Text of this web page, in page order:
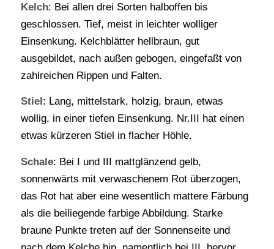
Kelch: Bei allen drei Sorten halboffen bis
geschlossen. Tief, meist in leichter wolliger
Einsenkung. Kelchblätter hellbraun, gut
ausgebildet, nach außen gebogen, eingefaßt von
zahlreichen Rippen und Falten.
Stiel : Lang, mittelstark, holzig, braun, etwas
wollig, in einer tiefen Einsenkung. Nr.III hat einen
etwas kürzeren Stiel in flacher Höhle.
Schale: Bei I und III mattglänzend gelb,
sonnenwärts mit verwaschenem Rot überzogen,
das Rot hat aber eine wesentlich mattere Färbung
als die beiliegende farbige Abbildung. Starke
braune Punkte treten auf der Sonnenseite und